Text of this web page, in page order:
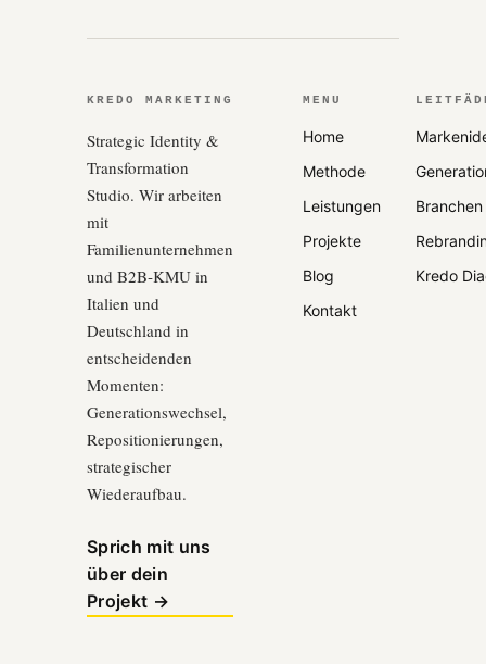
KREDO MARKETING
Strategic Identity &
Transformation
Studio. Wir arbeiten
mit
Familienunternehmen
und B2B‑KMU in
Italien und
Deutschland in
entscheidenden
Momenten:
Generationswechsel,
Repositionierungen,
strategischer
Wiederaufbau.
Sprich mit uns
über dein
Projekt →
MENU
Home
Methode
Leistungen
Projekte
Blog
Kontakt
Branchen
Kredo